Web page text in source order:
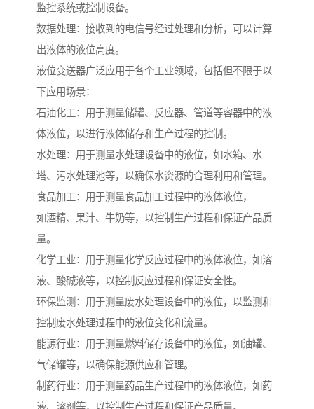
监控系统或控制设备。
数据处理：接收到的电信号经过处理和分析，可以计算
出液体的液位高度。
液位变送器广泛应用于各个工业领域，包括但不限于以
下应用场景：
石油化工：用于测量储罐、反应器、管道等容器中的液
体液位，以进行液体储存和生产过程的控制。
水处理：用于测量水处理设备中的液位，如水箱、水
塔、污水处理池等，以确保水资源的合理利用和管理。
食品加工：用于测量食品加工过程中的液体液位，
如酒精、果汁、牛奶等，以控制生产过程和保证产品质
量。
化学工业：用于测量化学反应过程中的液体液位，如溶
液、酸碱液等，以控制反应过程和保证安全性。
环保监测：用于测量废水处理设备中的液位，以监测和
控制废水处理过程中的液位变化和流量。
能源行业：用于测量燃料储存设备中的液位，如油罐、
气储罐等，以确保能源供应和管理。
制药行业：用于测量药品生产过程中的液体液位，如药